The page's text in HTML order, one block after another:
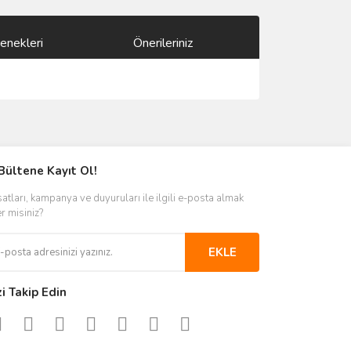
Önerileriniz
Kayıt Ol!
kampanya ve duyuruları ile ilgili e-posta almak
misiniz?
EKLE
Takip Edin